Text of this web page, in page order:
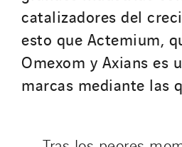
catalizadores del
esto que Actemium,
Omexom y Axians es
marcas mediante las
Switzerland
United Kingdom